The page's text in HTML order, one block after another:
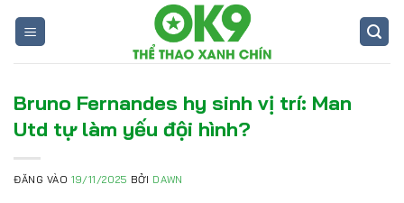
Bruno Fernandes hy sinh vị trí: Man
Utd tự làm yếu đội hình?
ĐĂNG VÀO19/11/2025 BỞI DAWN